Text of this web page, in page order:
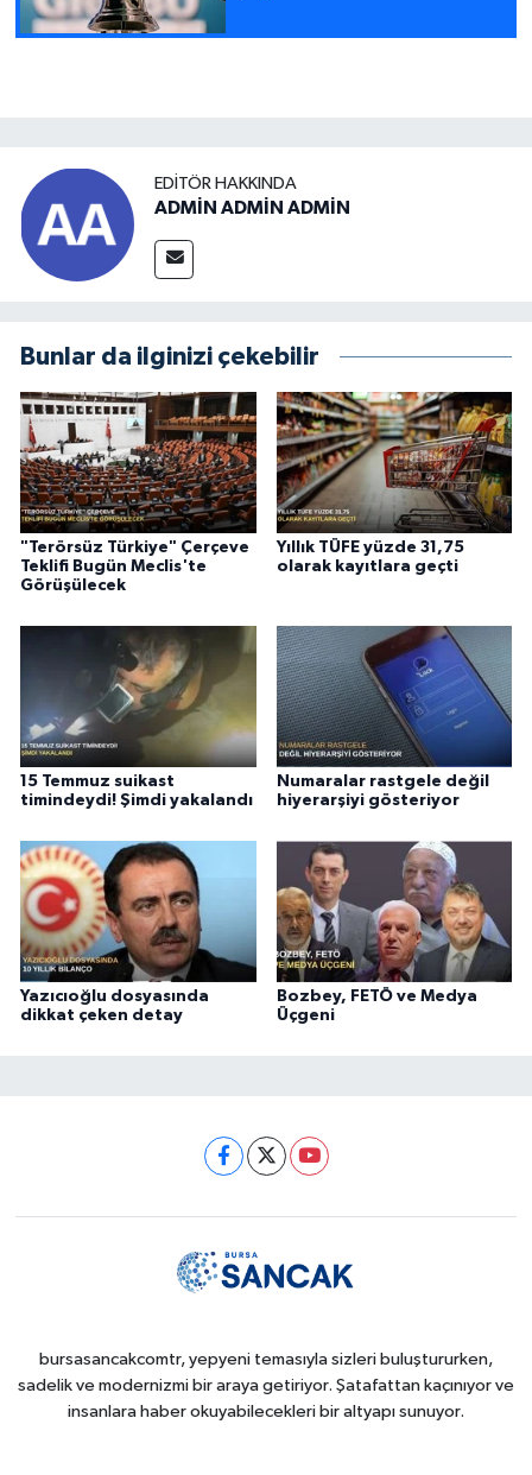
EDITÖR HAKKINDA
ADMİN ADMİN ADMİN
Bunlar da ilginizi çekebilir
"Terörsüz Türkiye" Çerçeve
Teklifi Bugün Meclis'te
Görüşülecek
Yıllık TÜFE yüzde 31,75
olarak kayıtlara geçti
15 Temmuz suikast
timindeydi! Şimdi yakalandı
Numaralar rastgele değil
hiyerarşiyi gösteriyor
Yazıcıoğlu dosyasında
dikkat çeken detay
Bozbey, FETÖ ve Medya
Üçgeni
bursasancakcomtr, yepyeni temasıyla sizleri buluştururken,
sadelik ve modernizmi bir araya getiriyor. Şatafattan kaçınıyor ve
insanlara haber okuyabilecekleri bir altyapı sunuyor.